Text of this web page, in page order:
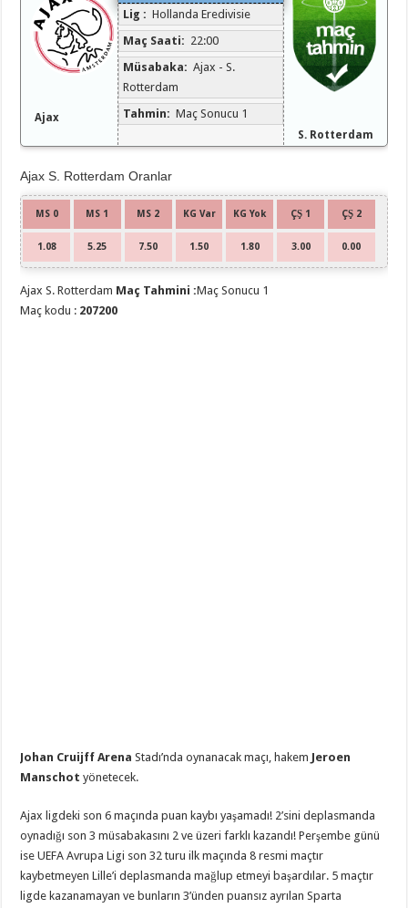
Ajax
Lig : Hollanda Eredivisie
Maç Saati: 22:00
Müsabaka: Ajax - S.
Rotterdam
Tahmin: Maç Sonucu 1
S. Rotterdam
Ajax S. Rotterdam Oranlar
MS 0 MS 1 MS 2 KG Var KG Yok ÇŞ 1 ÇŞ 2
1.08 5.25 7.50 1.50 1.80 3.00 0.00
Ajax S. Rotterdam Maç Tahmini :Maç Sonucu 1
Maç kodu : 207200
Johan Cruijff Arena Stadı’nda oynanacak maçı, hakem Jeroen
Manschot yönetecek.
Ajax ligdeki son 6 maçında puan kaybı yaşamadı! 2’sini deplasmanda
oynadığı son 3 müsabakasını 2 ve üzeri farklı kazandı! Perşembe günü
ise UEFA Avrupa Ligi son 32 turu ilk maçında 8 resmi maçtır
kaybetmeyen Lille’i deplasmanda mağlup etmeyi başardılar. 5 maçtır
ligde kazanamayan ve bunların 3’ünden puansız ayrılan Sparta